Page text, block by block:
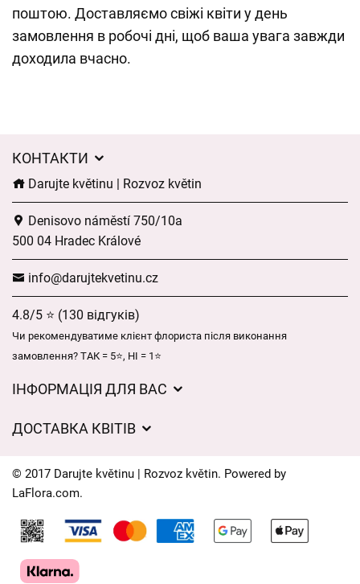
поштою. Доставляємо свіжі квіти у день
замовлення в робочі дні, щоб ваша увага завжди
доходила вчасно.
КОНТАКТИ
Darujte květinu | Rozvoz květin
Denisovo náměstí 750/10a
500 04 Hradec Králové
info@darujtekvetinu.cz
4.8/5 ⭐ (130 відгуків)
Чи рекомендуватиме клієнт флориста після виконання
замовлення? ТАК = 5⭐, НІ = 1⭐
ІНФОРМАЦІЯ ДЛЯ ВАС
Захист персональних даних
Час доставки квітів – огляд можливостей
ДОСТАВКА КВІТІВ
Куди ми доставляємо квіти
Контакти
© 2017 Darujte květinu | Rozvoz květin. Powered by
LaFlora.com.